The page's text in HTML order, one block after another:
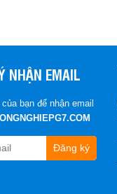
NHẬN EMAIL
bạn để nhận email
Đăng ký